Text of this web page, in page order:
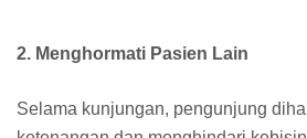
2. Menghormati Pasien Lain
Selama kunjungan, pengunjung